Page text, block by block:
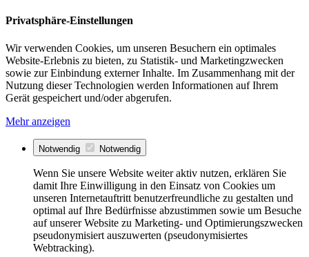
Privatsphäre-Einstellungen
Wir verwenden Cookies, um unseren Besuchern ein optimales
Website-Erlebnis zu bieten, zu Statistik- und Marketingzwecken
sowie zur Einbindung externer Inhalte. Im Zusammenhang mit der
Nutzung dieser Technologien werden Informationen auf Ihrem
Gerät gespeichert und/oder abgerufen.
Mehr anzeigen
Notwendig Notwendig
Wenn Sie unsere Website weiter aktiv nutzen, erklären Sie
damit Ihre Einwilligung in den Einsatz von Cookies um
unseren Internetauftritt benutzerfreundliche zu gestalten und
optimal auf Ihre Bedürfnisse abzustimmen sowie um Besuche
auf unserer Website zu Marketing- und Optimierungszwecken
pseudonymisiert auszuwerten (pseudonymisiertes
Webtracking).